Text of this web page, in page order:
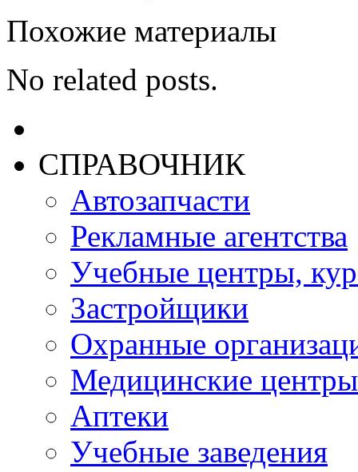
Похожие материалы
No related posts.
СПРАВОЧНИК
Автозапчасти
Рекламные агентства
Учебные центры,
Застройщики
Охранные
Медицинские центры
Аптеки
Учебные заведения